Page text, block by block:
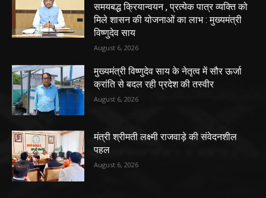
समयबद्ध क्रियान्वयन , प्रत्येक पात्र व्यक्ति को
मिले शासन की योजनाओं का लाभ : मुख्यमंत्री
विष्णुदेव साय
August 6, 2026
मुख्यमंत्री विष्णुदेव साय के नेतृत्व में सौर ऊर्जा
क्रांति से बदल रही प्रदेश की तस्वीर
August 6, 2026
मंत्री श्रीमती लक्ष्मी राजवाड़े की संवेदनशील
पहल
August 6, 2026